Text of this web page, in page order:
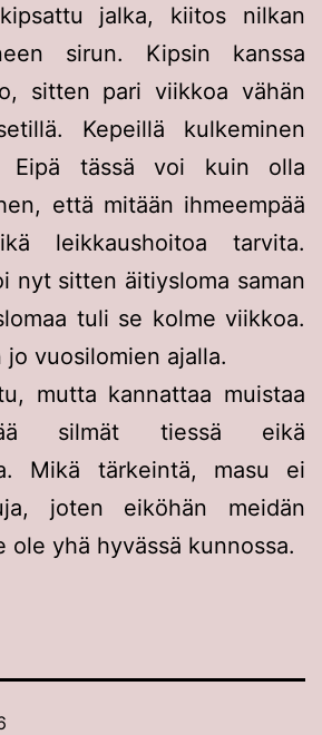
jalka, kiitos nilkan
sirun. Kipsin kanssa
sitten pari viikkoa vähän
Kepeillä kulkeminen
Eipä tässä voi kuin olla
että mitään ihmeempää
leikkaushoitoa tarvita.
nyt sitten äitiysloma saman
tuli se kolme viikkoa.
vuosilomien ajalla.
mutta kannattaa muistaa
silmät tiessä eikä
Mikä tärkeintä, masu ei
joten eiköhän meidän
ole yhä hyvässä kunnossa.